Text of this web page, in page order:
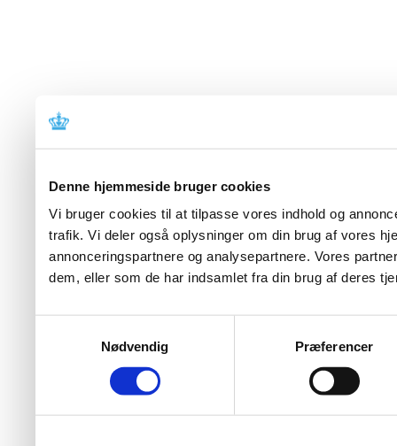
Denne hjemmeside bruger cookies
Vi bruger cookies til at tilpasse vores indhold og
trafik. Vi deler også oplysninger om din brug af vores
annonceringspartnere og analysepartnere. Vores
dem, eller som de har indsamlet fra din brug af deres
Nødvendig
Præferencer